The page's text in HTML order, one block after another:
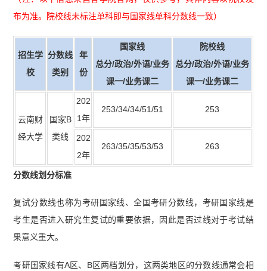
布为准。院校线未标注单科即与国家线单科分数线一致）
招生学
校
分数线
类别
年
份
国家线
总分/政治/外语/业务
课一/业务课二
院校线
总分/政治/外语/业务
课一/业务课二
云南财
经大学
国家B
类线
202
1年
253/34/34/51/51 253
202
2年
263/35/35/53/53 263
分数线划分标准
复试分数线也称为考研国家线、全国考研分数线，考研国家线是
考生是否进入研究生复试的重要依据，因此是否过线对于考试结
果意义重大。
考研国家线有A区、B区两档划分，这两类地区的分数线通常会相